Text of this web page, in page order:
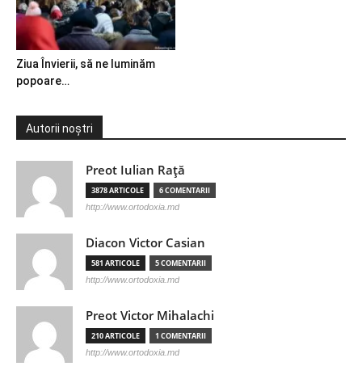
Ziua Învierii, să ne luminăm
popoare…
Autorii noștri
Preot Iulian Raţă
3878 ARTICOLE 6 COMENTARII
http://www.ortodoxia.md
Diacon Victor Casian
581 ARTICOLE 5 COMENTARII
http://www.ortodoxia.md
Preot Victor Mihalachi
210 ARTICOLE 1 COMENTARII
http://www.ortodoxia.md